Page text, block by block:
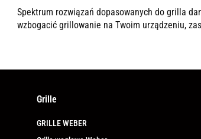
Spektrum rozwiązań dopasowanych do grilla
wzbogacić grillowanie na Twoim urządzeniu,
Grille
GRILLE WEBER